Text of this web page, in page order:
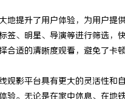
地提升了用户体验，为用户
签、明星、导演等进行筛选
合适的清晰度观看，避免了卡
观影平台具有更大的灵活性
验。无论是在家中休息、在